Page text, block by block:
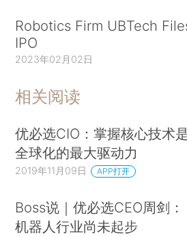
Robotics Firm UBTech
IPO
2023年02月02日
相关阅读
优必选CIO：掌握核心技术
全球化的最大驱动力
2019年11月09日 APP打开
Boss说｜优必选CEO周剑：
机器人行业尚未起步